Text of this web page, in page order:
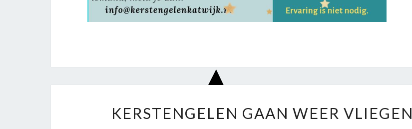
GAAN
KERSTENGELEN GAAN WEER VLIEGEN